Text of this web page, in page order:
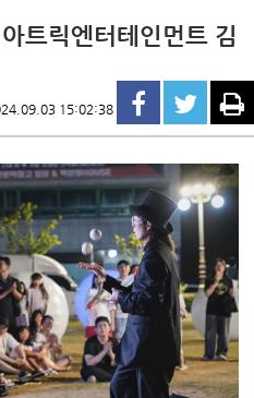
트릭엔터테인먼트 김
15:02:38